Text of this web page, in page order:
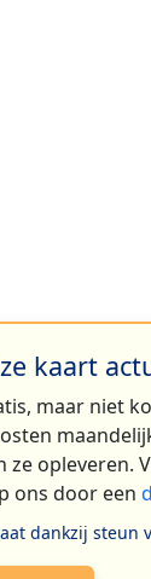
kaart
maar niet
ze opleveren.
ons door een
dankzij steun